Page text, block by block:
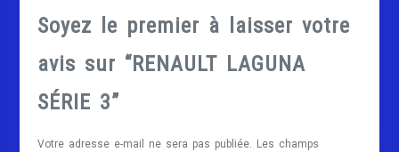
Soyez le premier à laisser votre
avis sur “RENAULT LAGUNA
SÉRIE 3”
Votre adresse e-mail ne sera pas publiée. Les champs